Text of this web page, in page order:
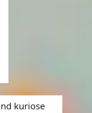
kuriose